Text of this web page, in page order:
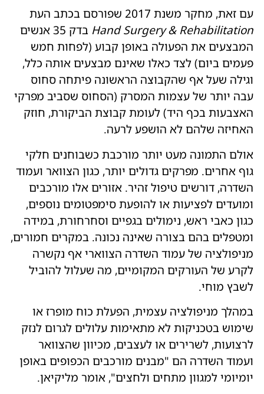
עם זאת, מחקר משנת 2017 שפורסם בכתב העת
Hand Surgery & Rehabilitation
בדק 35 אנשים
המבצעים את הפעולה באופן קבוע (לפחות חמש
פעמים ביום) לצד כאלו שאינם מבצעים אותה כלל,
וגילה שעל אף שהקבוצה הראשונה פיתחה סחוס
עבה יותר של עצמות המסרק (הסחוס שסביב מפרקי
האצבעות בכף היד) לעומת קבוצת הביקורת, חוזק
האחיזה שלהם לא הושפע לרעה.
אולם התמונה מעט יותר מורכבת כשבוחנים חלקי
גוף אחרים. מפרקים גדולים יותר, כגון הצוואר ועמוד
השדרה, דורשים טיפול זהיר. אזורים אלו מורכבים
ומועדים לפציעות או להופעת סימפטומים נוספים,
כגון כאבי ראש, נימולים בגפיים וסחרחורת, במידה
ומטפלים בהם בצורה שאינה נכונה. במקרים חמורים,
מניפולציה של עמוד השדרה הצווארי אף נקשרה
לקרע של העורקים המקומיים, מה שעלול להוביל
לשבץ מוחי.
במהלך מניפולציה עצמית, הפעלת כוח מופרז או
שימוש בטכניקות לא מתאימות עלולים לגרום לנזק
לרצועות, לשרירים או לעצבים, מכיוון שהצוואר
ועמוד השדרה הם "מבנים מורכבים הכפופים באופן
יומיומי למגוון מתחים ולחצים", אומר מליקיאן.